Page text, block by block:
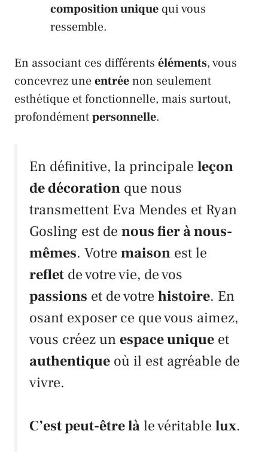
composition unique qui vous
ressemble.
En associant ces différents éléments, vous
concevrez uneentréenon seulement
esthétique et fonctionnelle, mais surtout,
profondémentpersonnelle.
En définitive, la principale leçon
de décoration que nous
transmettent Eva Mendes et Ryan
Gosling est de nous fier à nous-
mêmes. Votre maison est le
reflet de votre vie, de vos
passions et de votre histoire. En
osant exposer ce que vous aimez,
vous créez unespace unique et
authentique où il est agréable de
vivre.
C’est peut-être làle véritable lux.